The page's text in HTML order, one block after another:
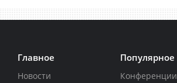
Главное
Новости
Популярное
Конференции